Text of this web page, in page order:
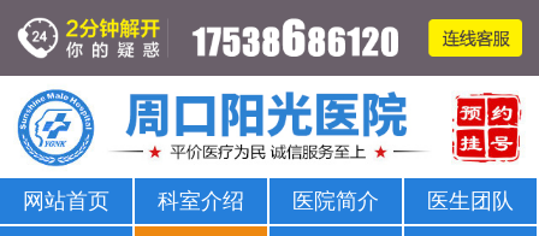
周口哪家医院可以看男科-正规男科-医院排名
网站首页 科室介绍 医院简介
医生团队